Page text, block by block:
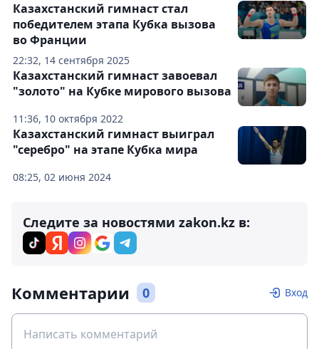
22:32, 14 сентября 2025
Казахстанский гимнаст стал
победителем этапа Кубка вызова
во Франции
11:36, 10 октября 2022
Казахстанский гимнаст завоевал
"золото" на Кубке мирового вызова
08:25, 02 июня 2024
Казахстанский гимнаст выиграл
"серебро" на этапе Кубка мира
Следите за новостями zakon.kz в:
Комментарии 0 Вход